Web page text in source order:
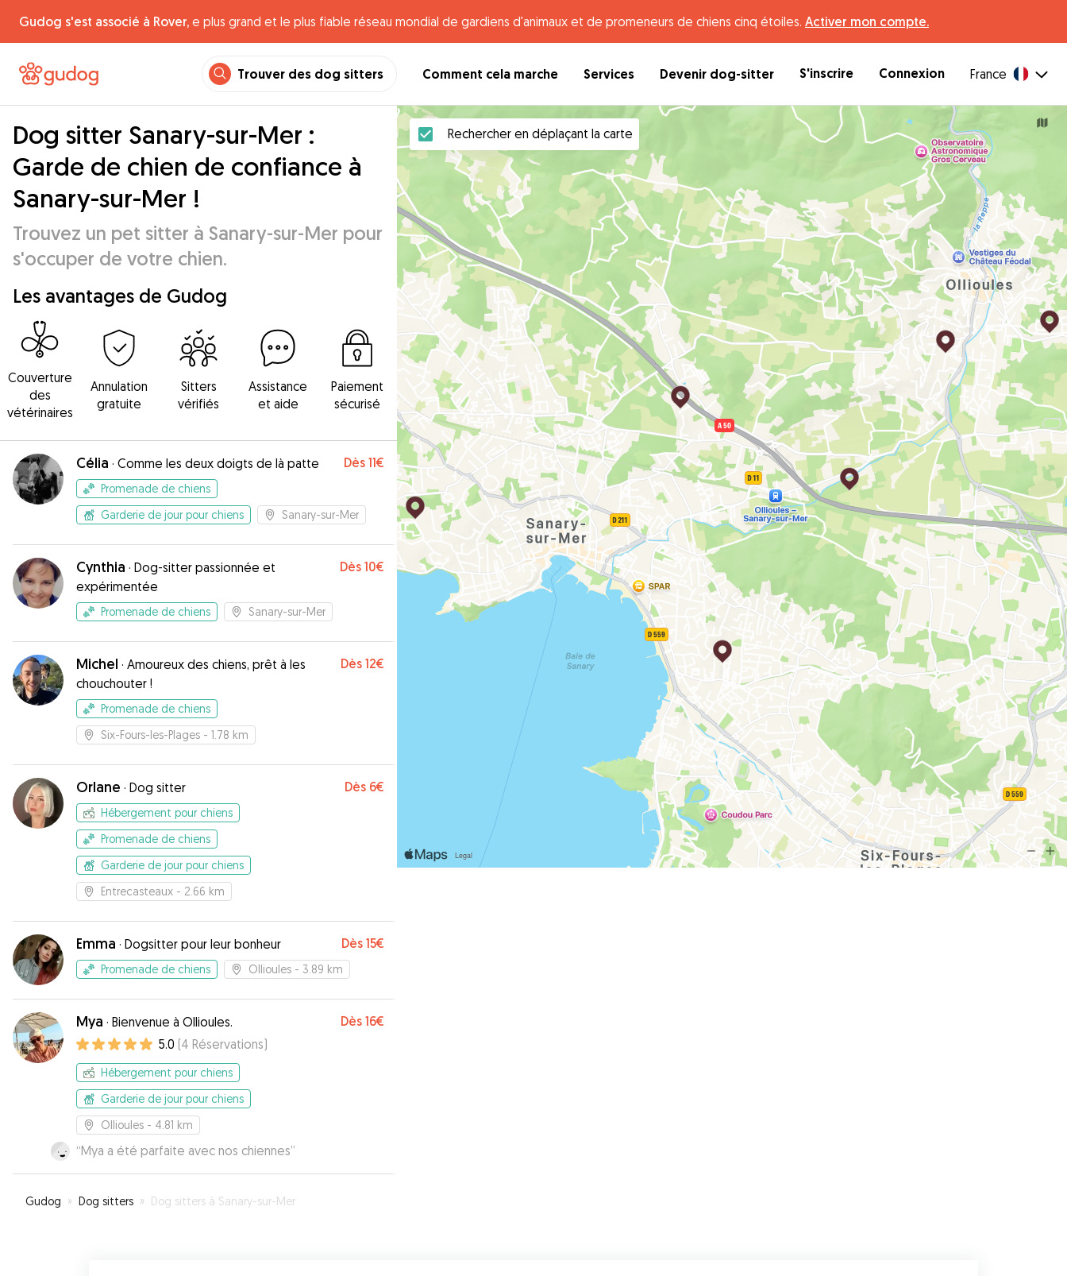
Gudog s'est associé à Rover, e plus grand et le plus fiable réseau mondial de gardiens d'animaux et de promeneurs de chiens cinq étoiles. Activer mon compte.
Trouver des dog sitters Comment cela marche Services Devenir dog-sitter S'inscrire Connexion France
Dog sitter Sanary-sur-Mer :
Garde de chien de confiance à
Sanary-sur-Mer !
Trouvez un pet sitter à Sanary-sur-Mer pour
s'occuper de votre chien.
Les avantages de Gudog
Couverture
des
vétérinaires
Annulation
gratuite
Sitters
vérifiés
Assistance
et aide
Paiement
sécurisé
Célia · Comme les deux doigts de là patte Dès 11€
Promenade de chiens
Garderie de jour pour chiens
Sanary-sur-Mer
Cynthia · Dog-sitter passionnée et
expérimentée
Dès 10€
Promenade de chiens Sanary-sur-Mer
Michel · Amoureux des chiens, prêt à les
chouchouter !
Dès 12€
Promenade de chiens
Six-Fours-les-Plages - 1.78 km
Orlane · Dog sitter Dès 6€
Hébergement pour chiens
Promenade de chiens
Garderie de jour pour chiens
Entrecasteaux - 2.66 km
Emma · Dogsitter pour leur bonheur Dès 15€
Promenade de chiens Ollioules - 3.89 km
Mya · Bienvenue à Ollioules. Dès 16€
5.0 (4 Réservations)
Hébergement pour chiens
Garderie de jour pour chiens
Ollioules - 4.81 km
“Mya a été parfaite avec nos chiennes”
Gudog » Dog sitters » Dog sitters à Sanary-sur-Mer
Rechercher en déplaçant la carte